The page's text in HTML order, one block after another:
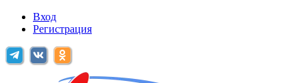
Вход
Регистрация